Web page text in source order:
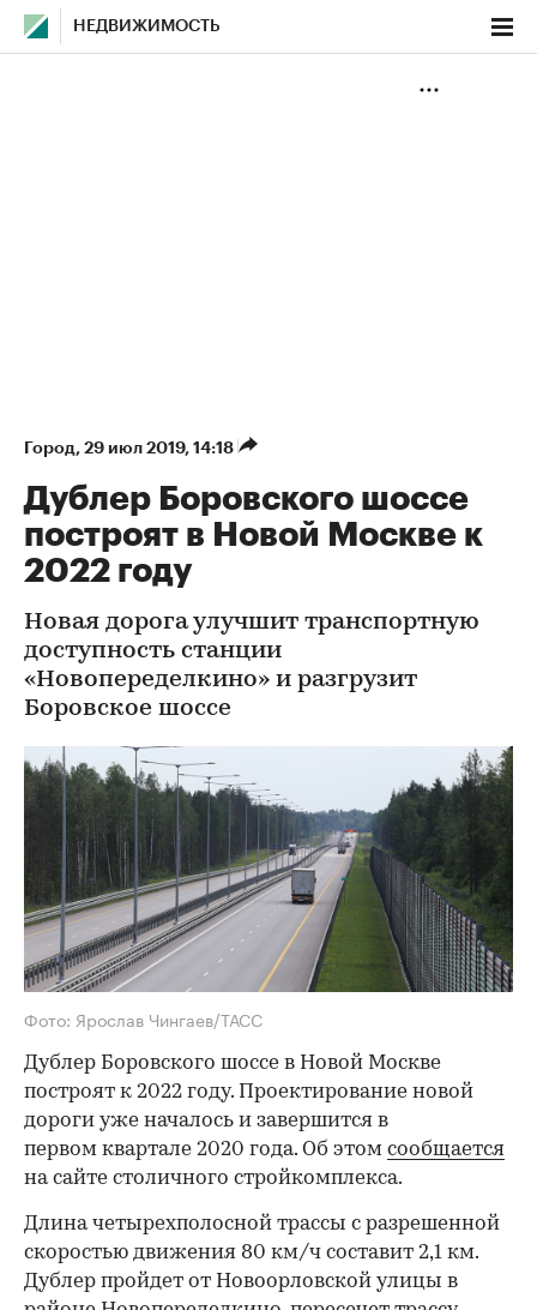
НЕДВИЖИМОСТЬ
Город⁠, 29 июл 2019, 14:18
Дублер Боровского шоссе
построят в Новой Москве к
2022 году
Новая дорога улучшит транспортную
доступность станции
«Новопеределкино» и разгрузит
Боровское шоссе
Фото: Ярослав Чингаев/ТАСС
Дублер Боровского шоссе в Новой Москве
построят к 2022 году. Проектирование новой
дороги уже началось и завершится в
первом квартале 2020 года. Об этом сообщается
на сайте столичного стройкомплекса.
Длина четырехполосной трассы с разрешенной
скоростью движения 80 км/ч составит 2,1 км.
Дублер пройдет от Новоорловской улицы в